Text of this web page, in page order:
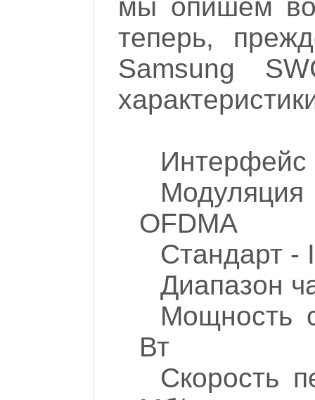
мы опишем во
теперь,
Samsung
Интерфейс
OFDMA
Стандарт -
Диапазон
Мощность
Вт
Скорость